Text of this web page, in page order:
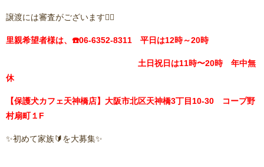
譲渡には審査がございます🙇‍♂️
里親希望者様は、☎️06-6352-8311 平日は12時～20時
土日祝日は11時〜20時 年中無
休
【保護犬カフェ天神橋店】大阪市北区天神橋3丁目10-30 コープ野
村扇町１F
✨初めて家族🔰を大募集✨